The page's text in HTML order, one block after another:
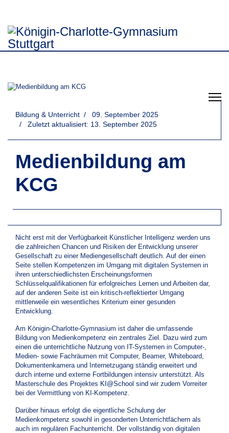
Bildung & Unterricht
09. September 2025
Zuletzt aktualisiert: 13. September 2025
Medienbildung am
KCG
Nicht erst mit der Verfügbarkeit Künstlicher Intelligenz werden uns
die zahlreichen Chancen und Risiken der Entwicklung unserer
Gesellschaft zu einer Mediengesellschaft deutlich. Auf der einen
Seite stellen Kompetenzen im Umgang mit digitalen Systemen in
ihren unterschiedlichsten Erscheinungsformen
Schlüsselqualifikationen für erfolgreiches Lernen und Arbeiten dar,
auf der anderen Seite ist ein kritisch-reflektierter Umgang
mittlerweile ein wesentliches Kriterium einer gesunden
Entwicklung.
Am Königin-Charlotte-Gymnasium ist daher die umfassende
Bildung von Medienkompetenz ein zentrales Ziel. Dazu wird zum
einen die unterrichtliche Nutzung von IT-Systemen in Computer-,
Medien- sowie Fachräumen mit Computer, Beamer, Whiteboard,
Dokumentenkamera und Internetzugang ständig erweitert und
durch interne und externe Fortbildungen intensiv unterstützt. Als
Masterschule des Projektes KI@School sind wir zudem Vorreiter
bei der Vermittlung von KI-Kompetenz.
Darüber hinaus erfolgt die eigentliche Schulung der
Medienkompetenz sowohl in gesonderten Unterrichtfächern als
auch im regulären Fachunterricht. Der vollständig von digitalen